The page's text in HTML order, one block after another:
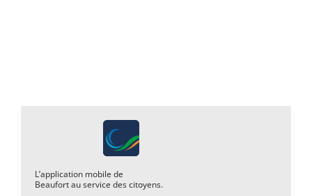
L’application mobile de
Beaufort au service des citoyens.